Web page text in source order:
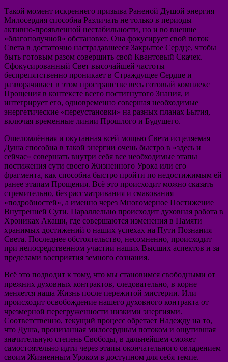
Такой момент искреннего призыва Раненой Душой энергия
Милосердия способна Различать не только в периоды
активно-проявленной нестабильности, но и во внешне
«благополучной» обстановке. Она фокусирует свой поток
Света в достаточно настрадавшееся Закрытое Сердце, чтобы
быть готовым разом совершить свой Квантовый Скачек.
Сфокусированный Свет высочайшей частоты
беспрепятственно проникает в Страждущее Сердце и
разворачивает в этом пространстве весь готовый комплекс
Прощения в контексте всего постигнутого Знания, и
интегрирует его, одновременно совершая необходимые
энергетические «переустановки» на разных планах Бытия,
включая временные линии Прошлого и Будущего.
Ошеломлённая и окутанная всей мощью Света исцеляемая
Душа способна в такой энергии очень быстро в «здесь и
сейчас» совершать внутри себя все необходимые этапы
постижения сути своего Жизненного Урока или его
фрагмента, как способна быстро пройти по недостижимым ей
ранее этапам Прощения. Всё это происходит можно сказать
стремительно, без рассматривания и смакования
«подробностей», а именно через Многомерное Постижение
Внутренней Сути. Параллельно происходит духовная работа в
Хрониках Акаши, где совершаются изменения в Памяти
хранимых достижений о наших успехах на Пути Познания
Света. Последнее обстоятельство, несомненно, происходит
при непосредственном участии наших Высших аспектов и за
пределами восприятия земного сознания.
Всё это подводит к тому, что мы становимся свободными от
прежних духовных контрактов, следовательно, в корне
меняется наша Жизнь после пережитой мистерии. Или
происходит освобождение нашего духовного контракта от
чрезмерной перегруженности низкими энергиями.
Соответственно, текущий процесс обретает Надежду на то,
что Душа, пронизанная милосердным потоком и ощутившая
значительную степень Свободы, в дальнейшем сможет
самостоятельно идти через этапы окончательного овладением
своим Жизненным Уроком в доступном для себя темпе.